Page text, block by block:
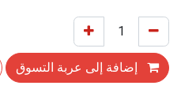
إضافة إلى عربة التسوق